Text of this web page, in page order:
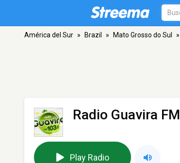
América del Sur » Brazil » Mato Grosso do Sul »
Radio Guavira FM
Play Radio